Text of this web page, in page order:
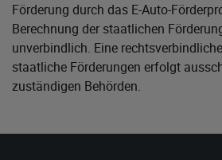
Förderung durch das E-Auto-
Berechnung der staatlichen
unverbindlich. Eine
staatliche Förderungen erfolgt
zuständigen Behörden.